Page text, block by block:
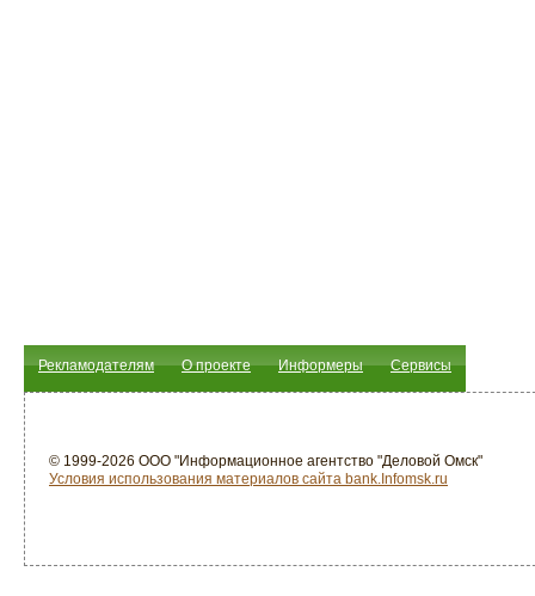
Рекламодателям О проекте Информеры Сервисы
© 1999-2026 ООО "Информационное агентство "Деловой Омск"
Условия использования материалов сайта bank.Infomsk.ru